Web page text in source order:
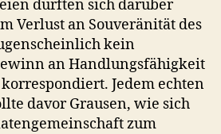
dürften sich darüber
Verlust an Souveränität des
kein
an Handlungsfähigkeit
Jedem echten
davor Grausen, wie sich
zum